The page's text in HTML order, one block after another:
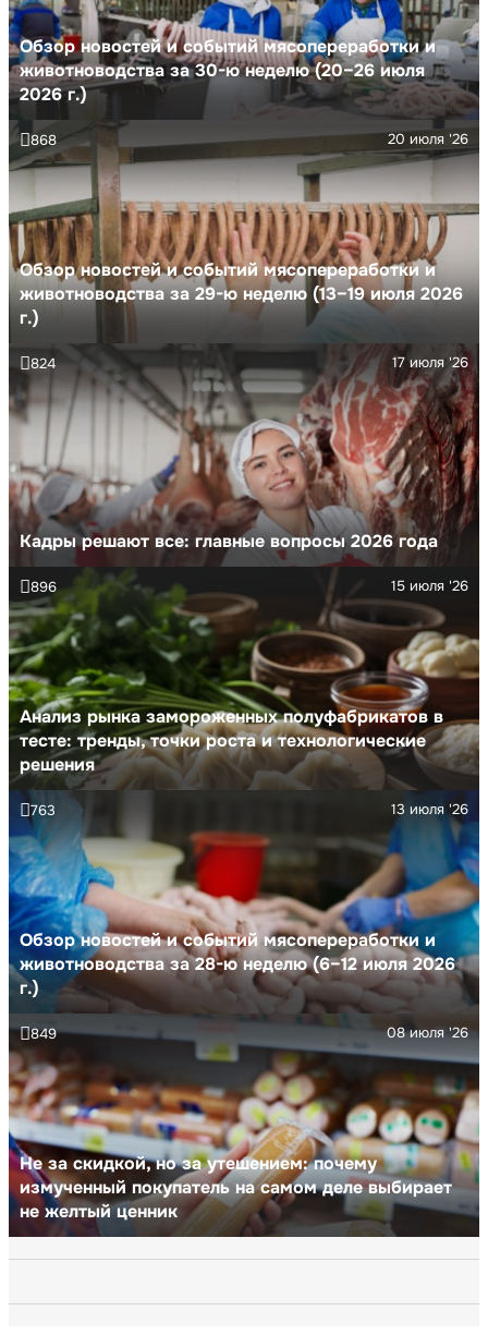
Обзор новостей и событий мясопереработки и
животноводства за 30-ю неделю (20–26 июля
2026 г.)
Обзор новостей и событий мясопереработки и
животноводства за 29-ю неделю (13–19 июля 2026
г.)
20 июля '26
868
Кадры решают все: главные вопросы 2026 года
17 июля '26
824
Анализ рынка замороженных полуфабрикатов в
тесте: тренды, точки роста и технологические
решения
15 июля '26
896
Обзор новостей и событий мясопереработки и
животноводства за 28-ю неделю (6–12 июля 2026
г.)
13 июля '26
763
Не за скидкой, но за утешением: почему
измученный покупатель на самом деле выбирает
не желтый ценник
08 июля '26
849